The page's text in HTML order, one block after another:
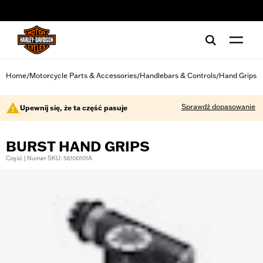
Home/Motorcycle Parts & Accessories/Handlebars & Controls/Hand Grips
Upewnij się, że ta część pasuje Sprawdź dopasowanie
BURST HAND GRIPS
Część | Numer SKU: 56100101A